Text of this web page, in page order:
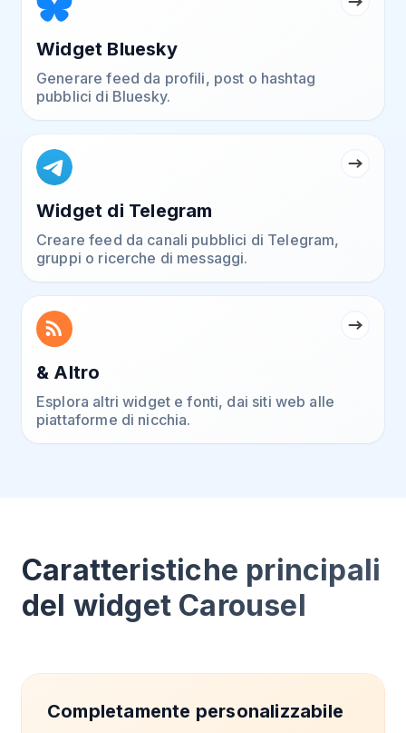
Widget Bluesky
Generare feed da profili, post o hashtag
pubblici di Bluesky.
Widget di Telegram
Creare feed da canali pubblici di Telegram,
gruppi o ricerche di messaggi.
& Altro
Esplora altri widget e fonti, dai siti web alle
piattaforme di nicchia.
Caratteristiche principali
del widget Carousel
Completamente personalizzabile